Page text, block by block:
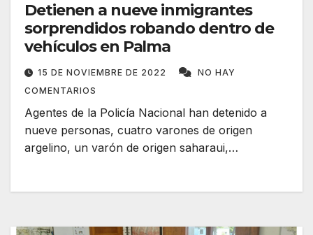
Detienen a nueve inmigrantes
sorprendidos robando dentro de
vehículos en Palma
15 DE NOVIEMBRE DE 2022
NO HAY
COMENTARIOS
Agentes de la Policía Nacional han detenido a
nueve personas, cuatro varones de origen
argelino, un varón de origen saharaui,…